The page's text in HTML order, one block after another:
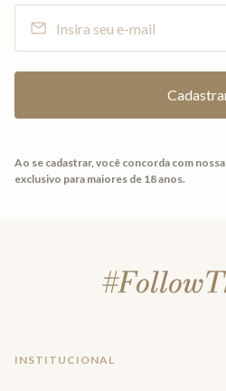
Ao se cadastrar, você concorda com nossa
exclusivo para maiores de 18 anos.
INSTITUCIONAL